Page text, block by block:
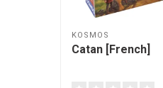
KOSMOS
Catan [French]